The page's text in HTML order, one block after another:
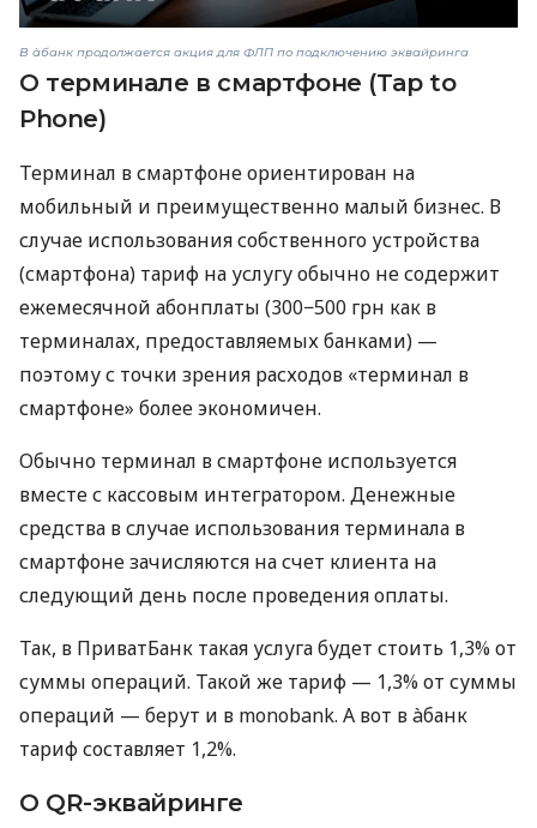
В àбанк продолжается акция для ФЛП по подключению эквайринга
О терминале в смартфоне (Tap to
Phone)
Терминал в смартфоне ориентирован на
мобильный и преимущественно малый бизнес. В
случае использования собственного устройства
(смартфона) тариф на услугу обычно не содержит
ежемесячной абонплаты (300−500 грн как в
терминалах, предоставляемых банками) —
поэтому с точки зрения расходов «терминал в
смартфоне» более экономичен.
Обычно терминал в смартфоне используется
вместе с кассовым интегратором. Денежные
средства в случае использования терминала в
смартфоне зачисляются на счет клиента на
следующий день после проведения оплаты.
Так, в ПриватБанк такая услуга будет стоить 1,3% от
суммы операций. Такой же тариф — 1,3% от суммы
операций — берут и в monobank. А вот в àбанк
тариф составляет 1,2%.
О QR-эквайринге